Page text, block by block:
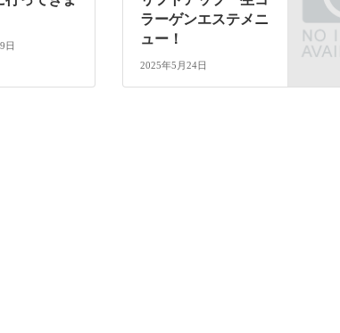
日
ラーゲンエステメニ
ュー！
2025年5月24日